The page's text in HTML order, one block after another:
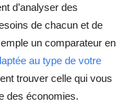
d’analyser des
de chacun et de
un comparateur en
au type de votre
trouver celle qui vous
des économies.